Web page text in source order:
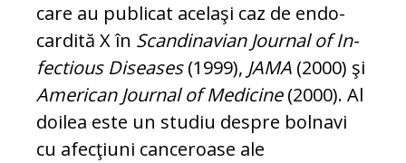
care au publicat acelaşi caz de en­do­
cardită X în Scandinavian Journal of In­
fectious Diseases(1999), JAMA (2000) şi
Ame­rican Journal of Medicine(2000). Al
doilea este un studiu despre bolnavi
cu afec­­ţiuni canceroase ale